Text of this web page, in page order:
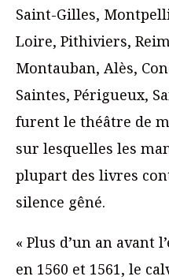
Saint-Gilles,
Loire, Pithiviers,
Montauban, Alès,
Saintes, Périgueux,
furent le théâtre de
sur lesquelles les
plupart des livres
silence gêné.
« Plus d’un an avant
en 1560 et 1561, le